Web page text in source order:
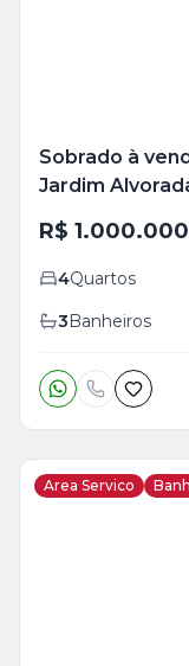
Sobrado à
Jardim
R$ 1.000.000
4Quartos
3Banheiros
Area Servico